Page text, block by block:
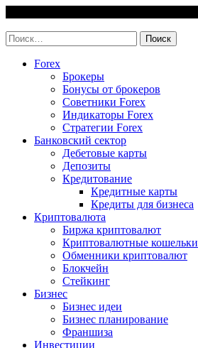
content
Найти:
Forex
Брокеры
Бонусы от брокеров
Советники Forex
Индикаторы Forex
Стратегии Forex
Банковский сектор
Дебетовые карты
Депозиты
Кредитование
Кредитные карты
Кредиты для бизнеса
Криптовалюта
Биржа криптовалют
Криптовалютные кошельки
Обменники криптовалют
Блокчейн
Стейкинг
Бизнес
Бизнес идеи
Бизнес планирование
Франшиза
Инвестиции